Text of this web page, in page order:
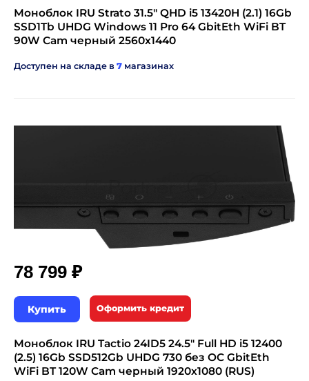
Моноблок IRU Strato 31.5" QHD i5 13420H (2.1) 16Gb
SSD1Tb UHDG Windows 11 Pro 64 GbitEth WiFi BT
90W Cam черный 2560x1440
Доступен на складе в 7 магазинах
78 799 ₽
Купить Оформить кредит
Моноблок IRU Tactio 24ID5 24.5" Full HD i5 12400
(2.5) 16Gb SSD512Gb UHDG 730 без ОС GbitEth
WiFi BT 120W Cam черный 1920x1080 (RUS)